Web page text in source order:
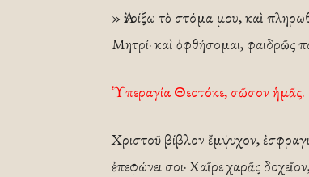
» Ἀνοίξω τὸ στόμα μου, καὶ
Μητρί· καὶ ὀφθήσομαι, φαιδρῶς
Ὑπεραγία Θεοτόκε, σῶσον ἡμᾶς.
Χριστοῦ βίβλον ἔμψυχον,
ἐπεφώνει σοι· Χαῖρε χαρᾶς